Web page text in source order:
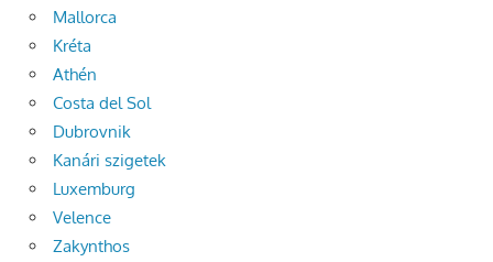
Mallorca
Kréta
Athén
Costa del Sol
Dubrovnik
Kanári szigetek
Luxemburg
Velence
Zakynthos